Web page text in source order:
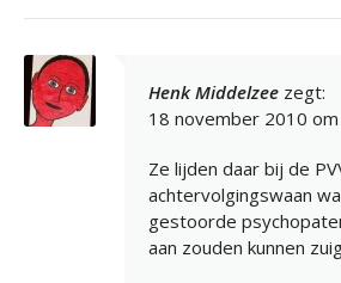
Henk Middelzee zegt:
18 november 2010 om
Ze lijden daar bij de
achtervolgingswaan
gestoorde
aan zouden kunnen